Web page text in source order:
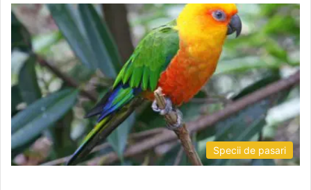
Specii de pasari